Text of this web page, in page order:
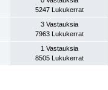
5247 Lukukerrat
3 Vastauksia
7963 Lukukerrat
1 Vastauksia
8505 Lukukerrat